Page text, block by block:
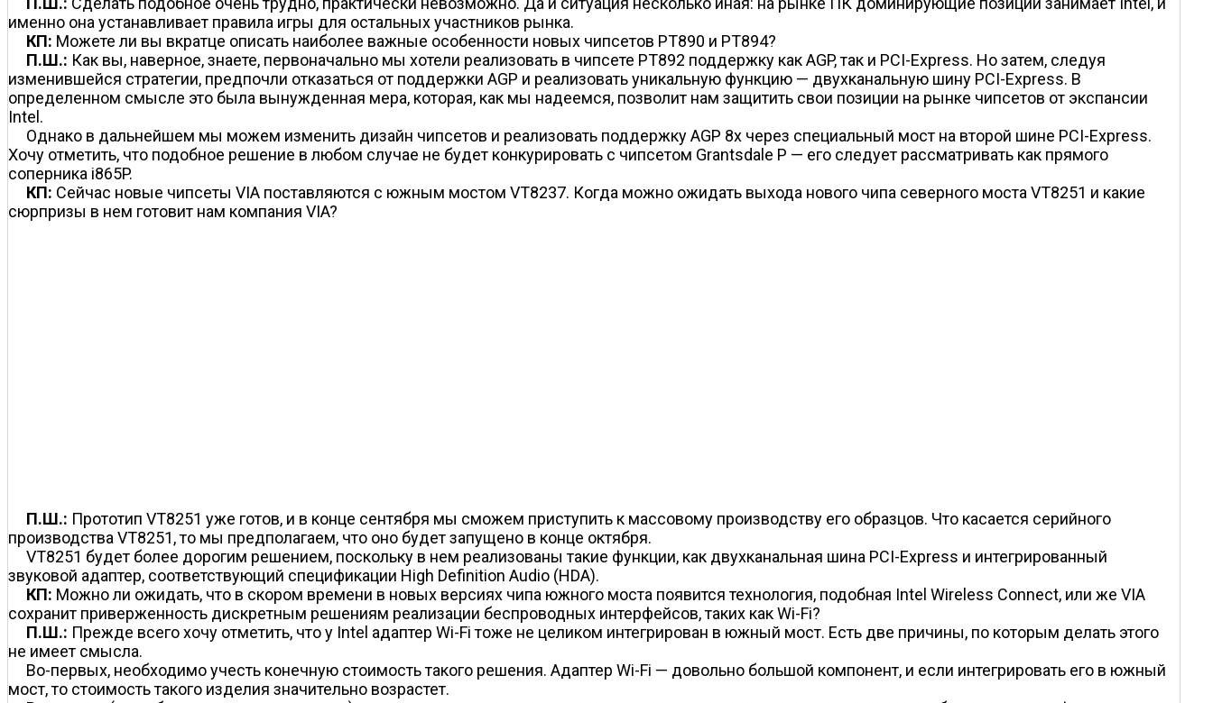
именно она устанавливает правила игры для остальных участников рынка.
КП: Можете ли вы вкратце описать наиболее важные особенности новых чипсетов PT890 и PT894?
П.Ш.: Как вы, наверное, знаете, первоначально мы хотели реализовать в чипсете PT892 поддержку как AGP, так и PCI-Express. Но затем, следуя
изменившейся стратегии, предпочли отказаться от поддержки AGP и реализовать уникальную функцию — двухканальную шину PCI-Express. В
определенном смысле это была вынужденная мера, которая, как мы надеемся, позволит нам защитить свои позиции на рынке чипсетов от экспансии
Intel.
Однако в дальнейшем мы можем изменить дизайн чипсетов и реализовать поддержку AGP 8x через специальный мост на второй шине PCI-Express.
Хочу отметить, что подобное решение в любом случае не будет конкурировать с чипсетом Grantsdale P — его следует рассматривать как прямого
соперника i865P.
КП: Сейчас новые чипсеты VIA поставляются с южным мостом VT8237. Когда можно ожидать выхода нового чипа северного моста VT8251 и какие
сюрпризы в нем готовит нам компания VIA?
П.Ш.: Прототип VT8251 уже готов, и в конце сентября мы сможем приступить к массовому производству его образцов. Что касается серийного
производства VT8251, то мы предполагаем, что оно будет запущено в конце октября.
VT8251 будет более дорогим решением, поскольку в нем реализованы такие функции, как двухканальная шина PCI-Express и интегрированный
звуковой адаптер, соответствующий спецификации High Definition Audio (HDA).
КП: Можно ли ожидать, что в скором времени в новых версиях чипа южного моста появится технология, подобная Intel Wireless Connect, или же VIA
сохранит приверженность дискретным решениям реализации беспроводных интерфейсов, таких как Wi-Fi?
П.Ш.: Прежде всего хочу отметить, что у Intel адаптер Wi-Fi тоже не целиком интегрирован в южный мост. Есть две причины, по которым делать этого
не имеет смысла.
Во-первых, необходимо учесть конечную стоимость такого решения. Адаптер Wi-Fi — довольно большой компонент, и если интегрировать его в южный
мост, то стоимость такого изделия значительно возрастет.